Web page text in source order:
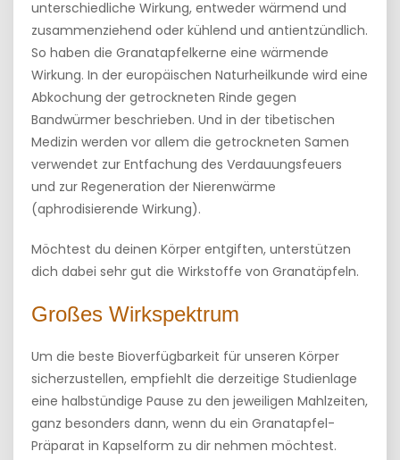
unterschiedliche Wirkung, entweder wärmend und
zusammenziehend oder kühlend und antientzündlich.
So haben die Granatapfelkerne eine wärmende
Wirkung. In der europäischen Naturheilkunde wird eine
Abkochung der getrockneten Rinde gegen
Bandwürmer beschrieben. Und in der tibetischen
Medizin werden vor allem die getrockneten Samen
verwendet zur Entfachung des Verdauungsfeuers
und zur Regeneration der Nierenwärme
(aphrodisierende Wirkung).
Möchtest du deinen Körper entgiften, unterstützen
dich dabei sehr gut die Wirkstoffe von Granatäpfeln.
Großes Wirkspektrum
Um die beste Bioverfügbarkeit für unseren Körper
sicherzustellen, empfiehlt die derzeitige Studienlage
eine halbstündige Pause zu den jeweiligen Mahlzeiten,
ganz besonders dann, wenn du ein Granatapfel-
Präparat in Kapselform zu dir nehmen möchtest.